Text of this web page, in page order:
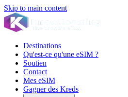
Skip to main content
Destinations
Qu'est-ce qu'une eSIM ?
Soutien
Contact
Mes eSIM
Gagner des Kreds